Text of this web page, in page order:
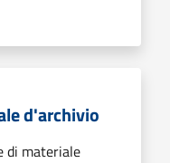
d'archivio
di materiale